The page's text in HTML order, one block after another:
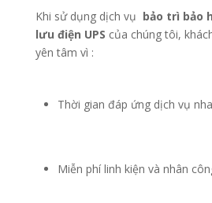
Khi sử dụng dịch vụ bảo trì bảo
lưu điện UPS của chúng tôi,
yên tâm vì :
Thời gian đáp ứng dịch vụ
Miễn phí linh kiện và nhân